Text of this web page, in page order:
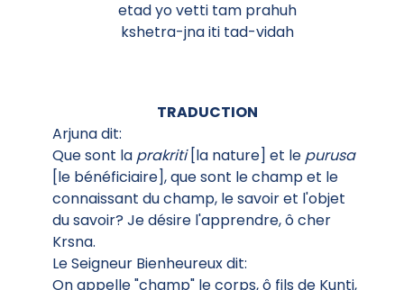
etad yo vetti tam prahuh
kshetra-jna iti tad-vidah
TRADUCTION
Arjuna dit:
Que sont la prakriti[la nature] et le purusa
[le bénéficiaire], que sont le champ et le
connaissant du champ, le savoir et l'objet
du savoir? Je désire l'apprendre, ô cher
Krsna.
Le Seigneur Bienheureux dit:
On appelle "champ" le corps, ô fils de Kunti,